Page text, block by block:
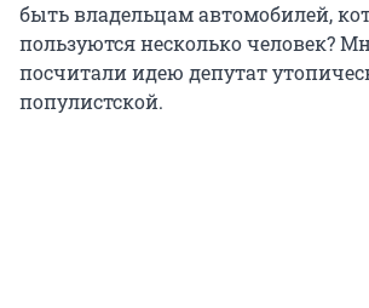
быть владельцам автомобилей,
пользуются несколько человек?
посчитали идею депутат
популистской.